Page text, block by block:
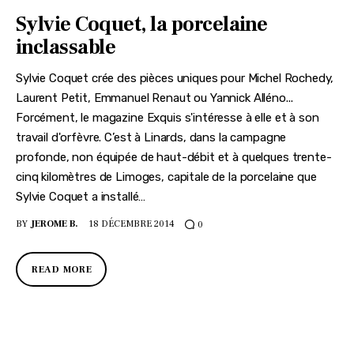
Sylvie Coquet, la porcelaine
inclassable
Sylvie Coquet crée des pièces uniques pour Michel Rochedy,
Laurent Petit, Emmanuel Renaut ou Yannick Alléno...
Forcément, le magazine Exquis s'intéresse à elle et à son
travail d'orfèvre. C’est à Linards, dans la campagne
profonde, non équipée de haut-débit et à quelques trente-
cinq kilomètres de Limoges, capitale de la porcelaine que
Sylvie Coquet a installé…
BY JEROME B. 18 DÉCEMBRE 2014 0
READ MORE